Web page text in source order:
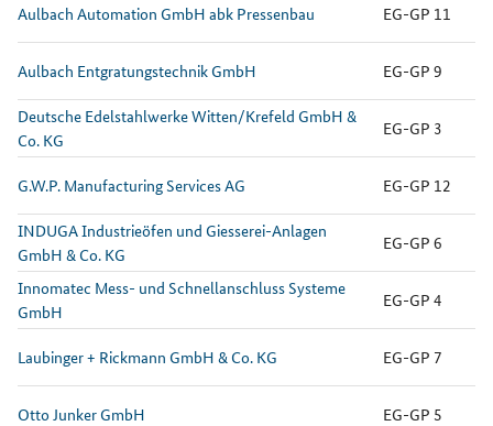
Aulbach Automation GmbH abk Pressenbau EG-GP 11
Aulbach Entgratungstechnik GmbH EG-GP 9
Deutsche Edelstahlwerke Witten/Krefeld GmbH &
Co. KG
EG-GP 3
G.W.P. Manufacturing Services AG EG-GP 12
INDUGA Industrieöfen und Giesserei-Anlagen
GmbH & Co. KG
EG-GP 6
Innomatec Mess- und Schnellanschluss Systeme
GmbH
EG-GP 4
Laubinger + Rickmann GmbH & Co. KG EG-GP 7
Otto Junker GmbH EG-GP 5